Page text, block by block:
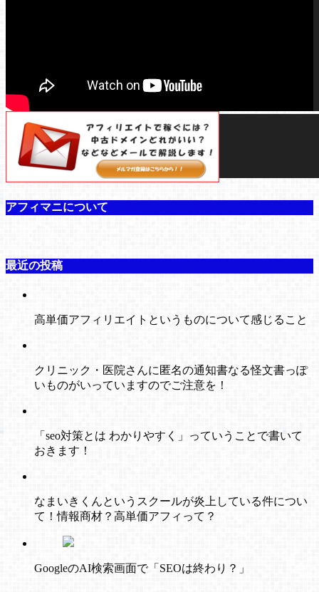
00:00
00:00
04:34
アフィマニについて
最近の投稿
高単価アフィリエイトというものについて感じること
クリニック・医院さんに匿名の通知書なる怪文書っぽ
いものがいっていますのでご注意を！
「seo対策とは わかりやすく」っていうことで書いて
おきます！
なまいきくんというスクールが炎上している件につい
て！情報商材？高単価アフィって？
GoogleのAI検索画面で「SEOは終わり？」